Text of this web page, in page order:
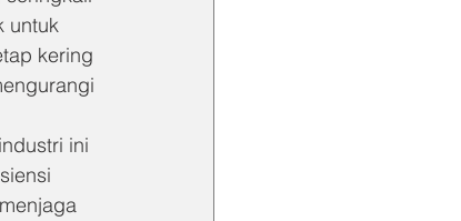
untuk
kering
ini